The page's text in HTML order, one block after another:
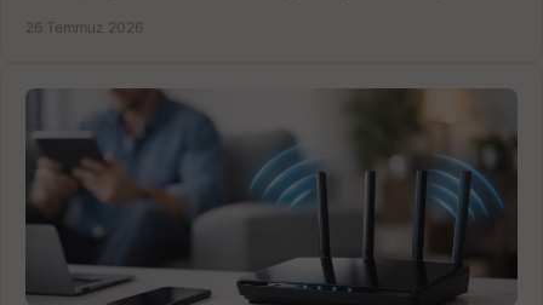
26 Temmuz 2026